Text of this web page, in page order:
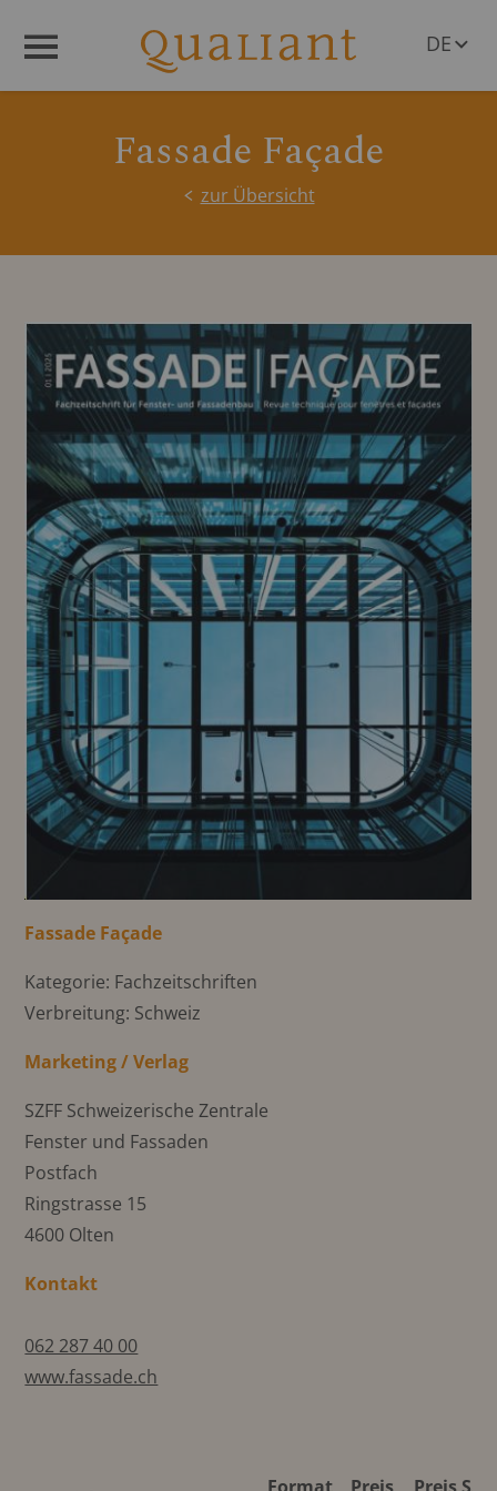
DE
Fassade Façade
zur Übersicht
Fassade Façade
Kategorie: Fachzeitschriften
Verbreitung: Schweiz
Marketing / Verlag
SZFF Schweizerische Zentrale
Fenster und Fassaden
Postfach
Ringstrasse 15
4600 Olten
Kontakt
062 287 40 00
www.fassade.ch